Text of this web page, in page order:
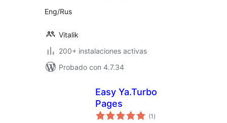
Eng/Rus
Vitalik
200+ instalaciones activas
Probado con 4.7.34
Easy Ya.Turbo
Pages
(1 total
de
)